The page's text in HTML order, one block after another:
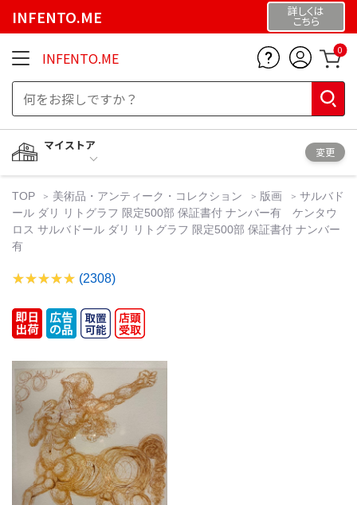
INFENTO.ME 詳しくは
こちら
INFENTO.ME 0
マイストア
変更
TOP 美術品・アンティーク・コレクション 版画
サルバド
ール ダリ リトグラフ 限定500部 保証書付 ナンバー有 ケンタウ
ロス サルバドール ダリ リトグラフ 限定500部 保証書付 ナンバー
有
(2308)